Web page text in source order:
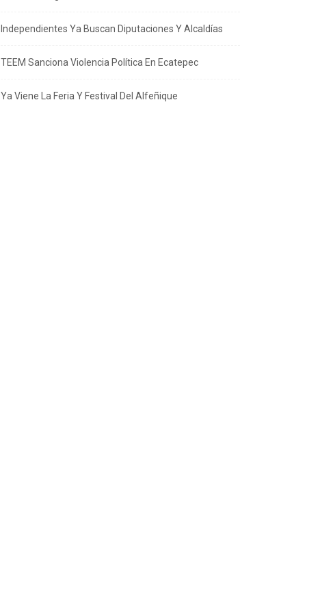
Independientes Ya Buscan Diputaciones Y Alcaldías
TEEM Sanciona Violencia Política En Ecatepec
Ya Viene La Feria Y Festival Del Alfeñique